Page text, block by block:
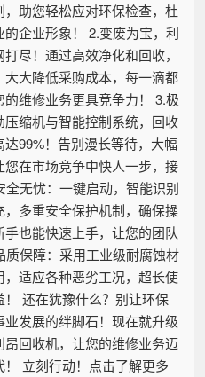
助您轻松应对环保检查，杜
企业形象！ 2.变废为宝，利
尽！通过高效净化和回收，
大降低采购成本，每一滴都
维修业务更具竞争力！ 3.极
缩机与智能控制系统，回收
99%！告别漫长等待，大幅
在市场竞争中快人一步，接
无忧：一键启动，智能识别
多重安全保护机制，确保操
也能快速上手，让您的团队
保障：采用工业级耐腐蚀材
适应各种恶劣工况，超长使
还在犹豫什么？别让环保
发展的绊脚石！现在就升级
回收机，让您的维修业务迈
立刻行动！点击了解更多